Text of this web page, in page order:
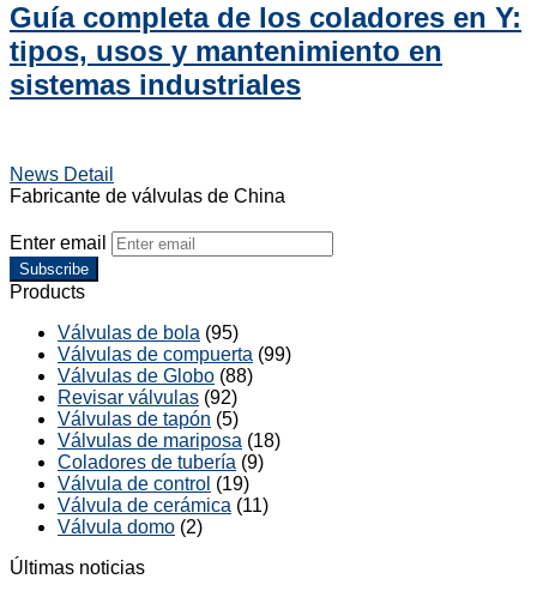
Guía completa de los coladores en Y:
tipos, usos y mantenimiento en
sistemas industriales
News Detail
Fabricante de válvulas de China
Enter email
Subscribe
Products
Válvulas de bola (95)
Válvulas de compuerta (99)
Válvulas de Globo (88)
Revisar válvulas (92)
Válvulas de tapón (5)
Válvulas de mariposa (18)
Coladores de tubería (9)
Válvula de control (19)
Válvula de cerámica (11)
Válvula domo (2)
Últimas noticias